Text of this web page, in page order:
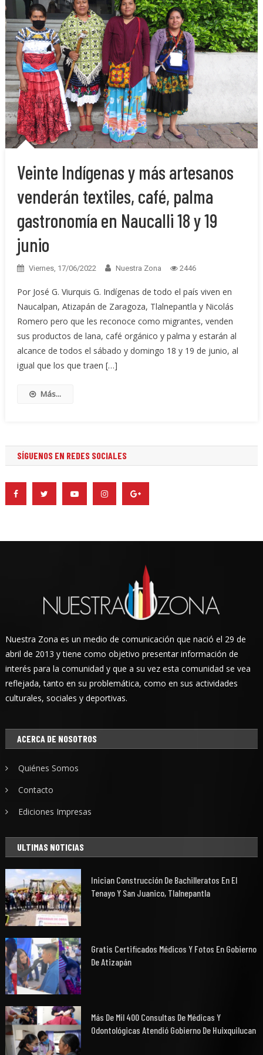
Veinte Indígenas y más artesanos
venderán textiles, café, palma
gastronomía en Naucalli 18 y 19
junio
Viernes, 17/06/2022 Nuestra Zona 2446
Por José G. Viurquis G. Indígenas de todo el país viven en
Naucalpan, Atizapán de Zaragoza, Tlalnepantla y Nicolás
Romero pero que les reconoce como migrantes, venden
sus productos de lana, café orgánico y palma y estarán al
alcance de todos el sábado y domingo 18 y 19 de junio, al
igual que los que traen […]
Más...
SÍGUENOS EN REDES SOCIALES
Nuestra Zona es un medio de comunicación que nació el 29 de
abril de 2013 y tiene como objetivo presentar información de
interés para la comunidad y que a su vez esta comunidad se vea
reflejada, tanto en su problemática, como en sus actividades
culturales, sociales y deportivas.
ACERCA DE NOSOTROS
Quiénes Somos
Contacto
Ediciones Impresas
ULTIMAS NOTICIAS
Inician Construcción De Bachilleratos En El
Tenayo Y San Juanico, Tlalnepantla
Gratis Certificados Médicos Y Fotos En Gobierno
De Atizapán
Más De Mil 400 Consultas De Médicas Y
Odontológicas Atendió Gobierno De Huixquilucan